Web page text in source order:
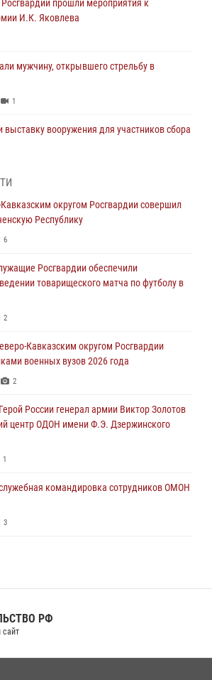
прошли мероприятия к
И.К. Яковлева
мужчину, открывшего стрельбу в
1
вооружения для участников сбора
ВСУ на территорию области
травматическим пистолетом
СОБР Росгвардии ликвидирована
задержали троих мужчин, устроивших
1
округом Росгвардии совершил
Республику
6
Росгвардии обеспечили
товарищеского матча по футболу в
2
Кавказским округом Росгвардии
военных вузов 2026 года
2
России генерал армии Виктор Золотов
центр ОДОН имени Ф.Э. Дзержинского
1
командировка сотрудников ОМОН
3
к 105-летию Центрального
РФ